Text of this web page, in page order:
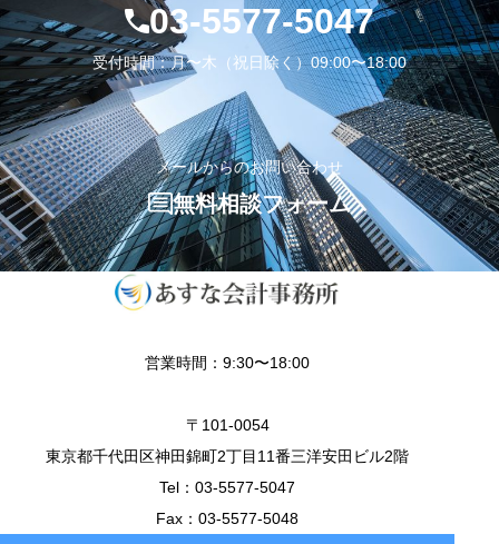
03-5577-5047
受付時間：月〜木（祝日除く）09:00〜18:00
メールからのお問い合わせ
無料相談フォーム
営業時間：9:30〜18:00
〒101-0054
東京都千代田区神田錦町2丁目11番三洋安田ビル2階
Tel：03-5577-5047
Fax：03-5577-5048